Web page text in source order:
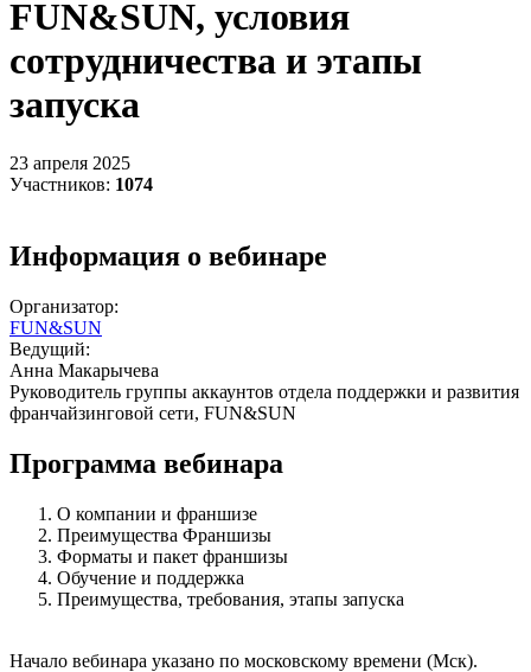
FUN&SUN, условия
сотрудничества и этапы
запуска
23 апреля 2025
Участников: 1074
Информация о вебинаре
Организатор:
FUN&SUN
Ведущий:
Анна Макарычева
Руководитель группы аккаунтов отдела поддержки и развития
франчайзинговой сети, FUN&SUN
Программа вебинара
О компании и франшизе
Преимущества Франшизы
Форматы и пакет франшизы
Обучение и поддержка
Преимущества, требования, этапы запуска
Начало вебинара указано по московскому времени (Мск).